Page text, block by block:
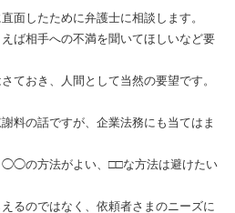
面したために弁護士に相談します。
ば相手への不満を聞いてほしいなど要
ておき、人間として当然の要望です。
料の話ですが、企業法務にも当てはま
◯◯の方法がよい、□□な方法は避けたい
るのではなく、依頼者さまのニーズに